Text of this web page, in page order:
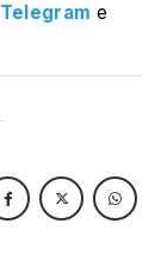
Telegram e